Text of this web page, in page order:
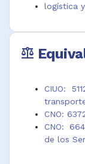
logística
balance
CIUO:
CNO:
CNO:
de los